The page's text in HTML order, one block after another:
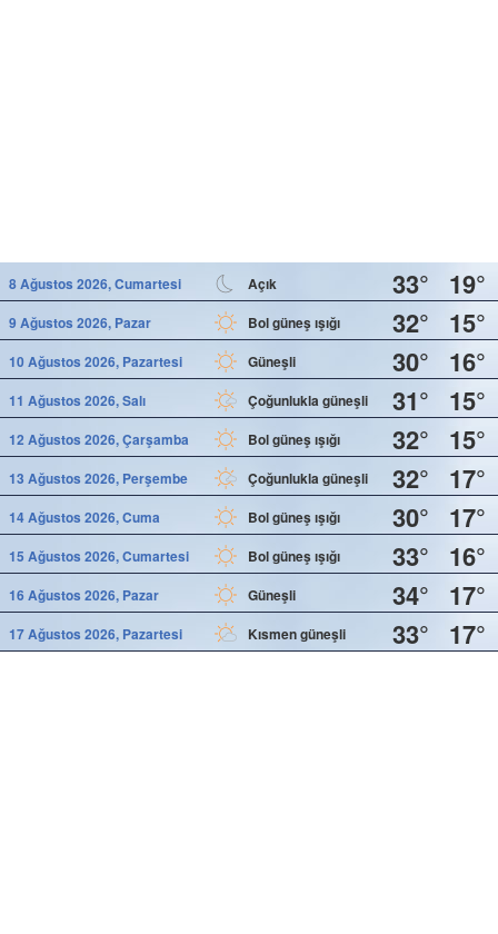
8 Ağustos 2026, Cumartesi Açık 33° 19°
9 Ağustos 2026, Pazar Bol güneş ışığı 32° 15°
10 Ağustos 2026, Pazartesi Güneşli 30° 16°
11 Ağustos 2026, Salı Çoğunlukla güneşli 31° 15°
12 Ağustos 2026, Çarşamba Bol güneş ışığı 32° 15°
13 Ağustos 2026, Perşembe Çoğunlukla güneşli 32° 17°
14 Ağustos 2026, Cuma Bol güneş ışığı 30° 17°
15 Ağustos 2026, Cumartesi Bol güneş ışığı 33° 16°
16 Ağustos 2026, Pazar Güneşli 34° 17°
17 Ağustos 2026, Pazartesi Kısmen güneşli 33° 17°